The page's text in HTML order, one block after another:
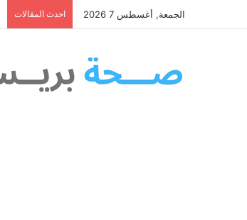
الجمعة, أغسطس 7 2026 احدث المقالات